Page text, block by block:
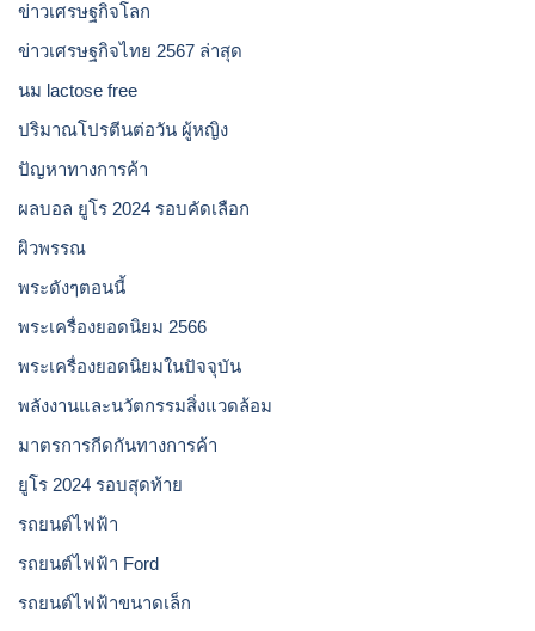
ข่าวเศรษฐกิจโลก
ข่าวเศรษฐกิจไทย 2567 ล่าสุด
นม lactose free
ปริมาณโปรตีนต่อวัน ผู้หญิง
ปัญหาทางการค้า
ผลบอล ยูโร 2024 รอบคัดเลือก
ผิวพรรณ
พระดังๆตอนนี้
พระเครื่องยอดนิยม 2566
พระเครื่องยอดนิยมในปัจจุบัน
พลังงานและนวัตกรรมสิ่งแวดล้อม
มาตรการกีดกันทางการค้า
ยูโร 2024 รอบสุดท้าย
รถยนต์ไฟฟ้า
รถยนต์ไฟฟ้า Ford
รถยนต์ไฟฟ้าขนาดเล็ก